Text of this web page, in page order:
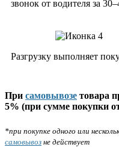
звонок от водителя за
Разгрузку выполняет
При самовывозе товара
5% (при сумме покупки
*при покупке одного или
самовывоз не действует